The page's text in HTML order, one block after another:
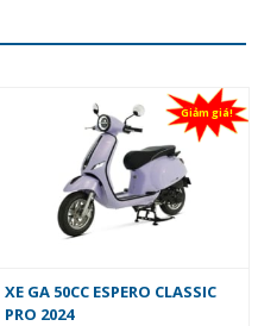
Giảm giá!
XE GA 50CC ESPERO CLASSIC
PRO 2024